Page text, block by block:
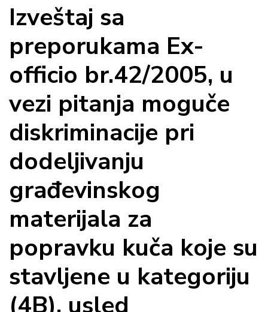
Izveštaj sa
preporukama Ex-
officio br.42/2005, u
vezi pitanja moguče
diskriminacije pri
dodeljivanju
građevinskog
materijala za
popravku kuča koje su
stavljene u kategoriju
(4B), usled